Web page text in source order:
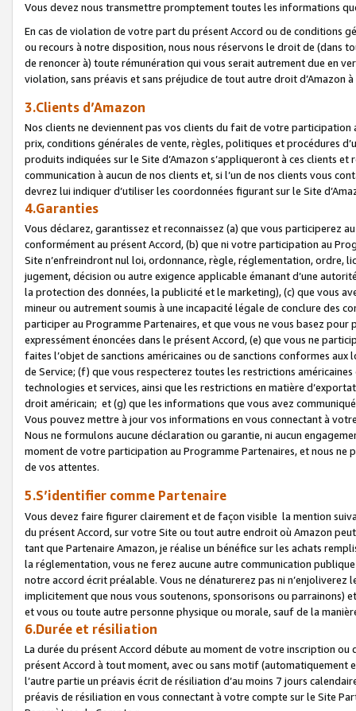
Vous devez nous transmettre promptement toutes les informations
En cas de violation de votre part du présent Accord ou de conditions
ou recours à notre disposition, nous nous réservons le droit de (dans
de renoncer à) toute rémunération qui vous serait autrement due en
violation, sans préavis et sans préjudice de tout autre droit
3.Clients d’Amazon
Nos clients ne deviennent pas vos clients du fait de votre
prix, conditions générales de vente, règles, politiques et procédures
produits indiquées sur le Site d’Amazon s’appliqueront à ces clients
communication à aucun de nos clients et, si l’un de nos clients vous
devrez lui indiquer d’utiliser les coordonnées figurant sur le Site
4.Garanties
Vous déclarez, garantissez et reconnaissez (a) que vous participerez
conformément au présent Accord, (b) que ni votre participation au
Site n’enfreindront nul loi, ordonnance, règle, réglementation, ordre,
jugement, décision ou autre exigence applicable émanant d’une
la protection des données, la publicité et le marketing), (c) que vous
mineur ou autrement soumis à une incapacité légale de conclure des
participer au Programme Partenaires, et que vous ne vous basez
expressément énoncées dans le présent Accord, (e) que vous ne
faites l’objet de sanctions américaines ou de sanctions conformes
de Service; (f) que vous respecterez toutes les restrictions
technologies et services, ainsi que les restrictions en matière
droit américain; et (g) que les informations que vous avez
Vous pouvez mettre à jour vos informations en vous connectant à
Nous ne formulons aucune déclaration ou garantie, ni aucun
moment de votre participation au Programme Partenaires, et nous
de vos attentes.
5.S’identifier comme Partenaire
Vous devez faire figurer clairement et de façon visible la mention
du présent Accord, sur votre Site ou tout autre endroit où Amazon
tant que Partenaire Amazon, je réalise un bénéfice sur les achats
la réglementation, vous ne ferez aucune autre communication
notre accord écrit préalable. Vous ne dénaturerez pas ni
implicitement que nous vous soutenons, sponsorisons ou parrainons)
et vous ou toute autre personne physique ou morale, sauf de la
6.Durée et résiliation
La durée du présent Accord débute au moment de votre inscription
présent Accord à tout moment, avec ou sans motif (automatiquement
l’autre partie un préavis écrit de résiliation d’au moins 7 jours
préavis de résiliation en vous connectant à votre compte sur le Site